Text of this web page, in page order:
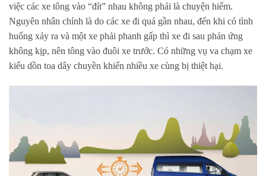
việc các xe tông vào “đít” nhau không phải là chuyện hiếm.
Nguyên nhân chính là do các xe đi quá gần nhau, đến khi có tình
huống xảy ra và một xe phải phanh gấp thì xe đi sau phản ứng
không kịp, nên tông vào đuôi xe trước. Có những vụ va chạm xe
kiểu dồn toa dây chuyền khiến nhiều xe cùng bị thiệt hại.